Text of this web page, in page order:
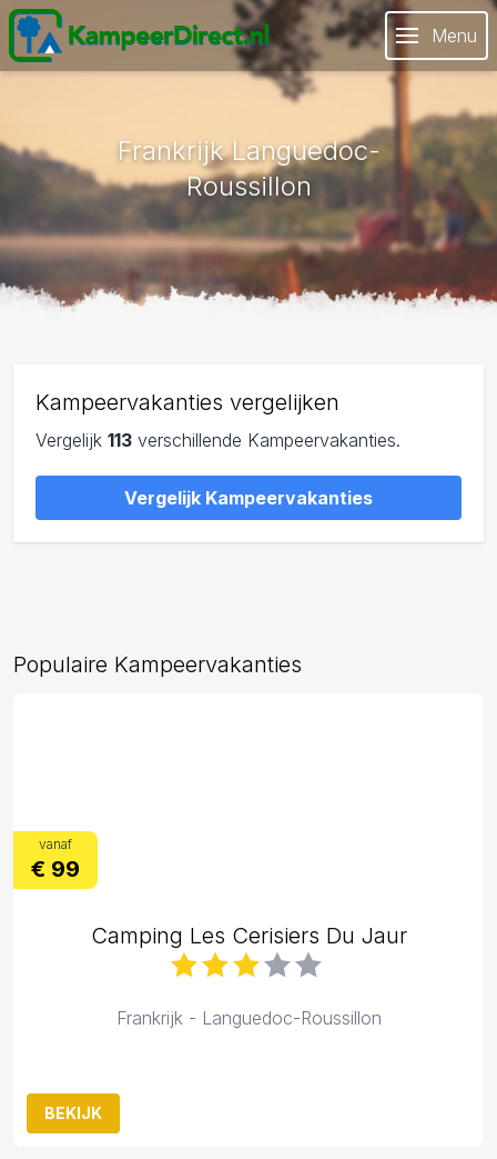
Menu
Frankrijk Languedoc-
Roussillon
Kampeervakanties vergelijken
Vergelijk 113 verschillende Kampeervakanties.
Vergelijk Kampeervakanties
Populaire Kampeervakanties
vanaf
€ 99
Camping Les Cerisiers Du Jaur
Frankrijk - Languedoc-Roussillon
BEKIJK